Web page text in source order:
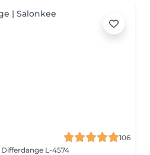
106
Differdange L-4574